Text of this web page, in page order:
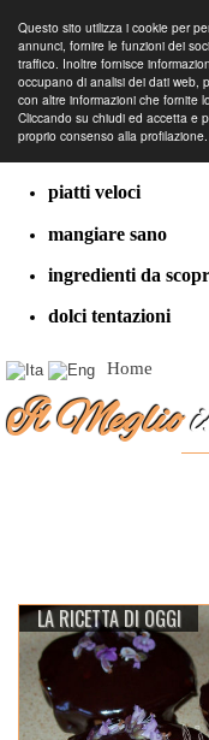
Questo sito utilizza i cookie per
annunci, fornire le funzioni dei
traffico. Inoltre fornisce
occupano di analisi dei dati web,
con altre informazioni che fornite
Cliccando su chiudi ed accetta e
proprio consenso alla profilazione.
cucina dal mondo
ricette classiche
piatti veloci
mangiare sano
ingredienti da
dolci tentazioni
Home
Il Meglio
LA RICETTA DI OGGI